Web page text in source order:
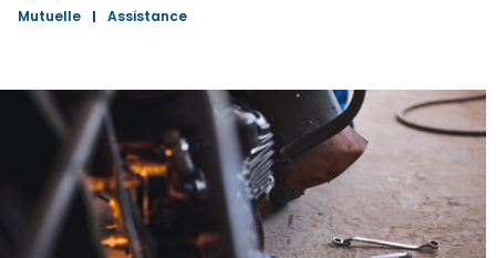
Mutuelle
Assistance